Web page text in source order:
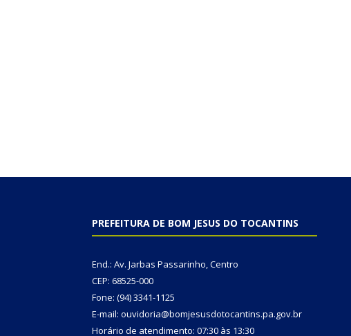
PREFEITURA DE BOM JESUS DO TOCANTINS
End.: Av. Jarbas Passarinho, Centro
CEP: 68525-000
Fone: (94) 3341-1125
E-mail: ouvidoria@bomjesusdotocantins.pa.gov.br
Horário de atendimento: 07:30 às 13:30